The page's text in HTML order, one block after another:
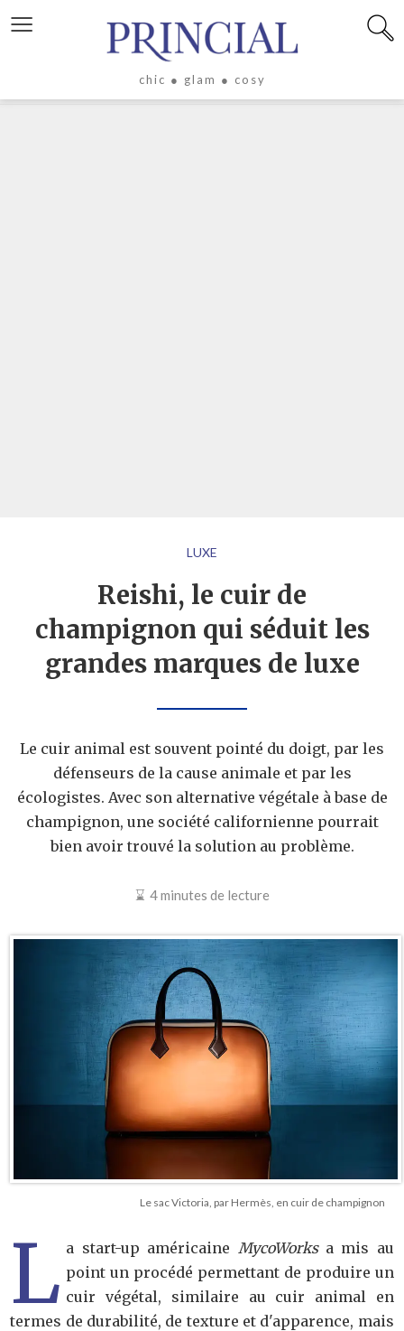
≡
chic ● glam ● cosy
LUXE
Reishi, le cuir de
champignon qui séduit les
grandes marques de luxe
Le cuir animal est souvent pointé du doigt, par les
défenseurs de la cause animale et par les
écologistes. Avec son alternative végétale à base de
champignon, une société californienne pourrait
bien avoir trouvé la solution au problème.
4 minutes de lecture
Le sac Victoria, par Hermès, en cuir de champignon
L a start-up américaine MycoWorksa mis au
point un procédé permettant de produire un
cuir végétal, similaire au cuir animal en
termes de durabilité, de texture et d'apparence, mais